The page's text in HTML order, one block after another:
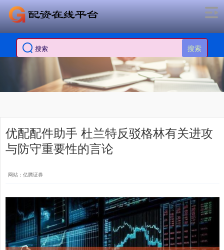
搜索
优配配件助手 杜兰特反驳格林有关进攻
与防守重要性的言论
网站：亿腾证券